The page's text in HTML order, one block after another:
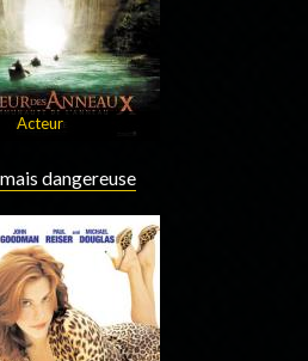
Acteur
dangereuse